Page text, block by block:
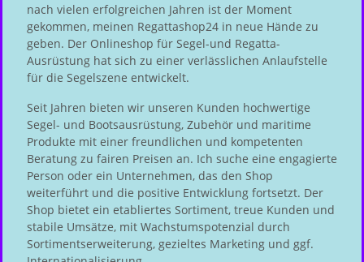
nach vielen erfolgreichen Jahren ist der Moment
gekommen, meinen Regattashop24 in neue Hände zu
geben. Der Onlineshop für Segel-und Regatta-
Ausrüstung hat sich zu einer verlässlichen Anlaufstelle
für die Segelszene entwickelt.
Seit Jahren bieten wir unseren Kunden hochwertige
Segel- und Bootsausrüstung, Zubehör und maritime
Produkte mit einer freundlichen und kompetenten
Beratung zu fairen Preisen an. Ich suche eine engagierte
Person oder ein Unternehmen, das den Shop
weiterführt und die positive Entwicklung fortsetzt. Der
Shop bietet ein etabliertes Sortiment, treue Kunden und
stabile Umsätze, mit Wachstumspotenzial durch
Sortimentserweiterung, gezieltes Marketing und ggf.